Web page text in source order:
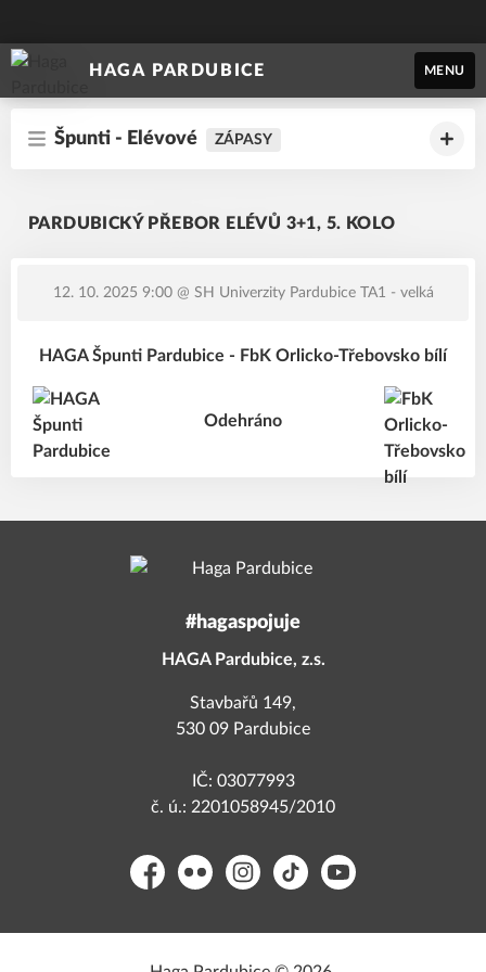
HAGA PARDUBICE MENU
Špunti - Elévové ZÁPASY
PARDUBICKÝ PŘEBOR ELÉVŮ 3+1, 5. KOLO
12. 10. 2025 9:00@ SH Univerzity Pardubice TA1 - velká
HAGA Špunti Pardubice - FbK Orlicko-Třebovsko bílí
Odehráno
#hagaspojuje
HAGA Pardubice, z.s.
Stavbařů 149,
530 09 Pardubice
IČ: 03077993
č. ú.: 2201058945/2010
FacebookFlickr Instagram
TikTok YouTube